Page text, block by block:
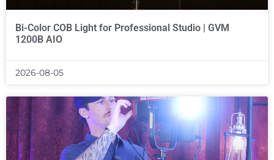
Bi-Color COB Light for Professional Studio | GVM
1200B AIO
2026-08-05